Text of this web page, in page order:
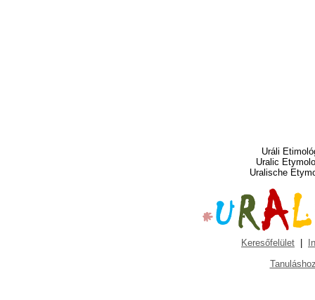
Uráli
Uralic
Uralische
Keresőfelület